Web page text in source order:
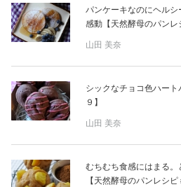
ゲーム
パンケーキなのにヘル
感動【天然酵母のパンレ
山田 美奈
シックなチョコ色ハー
９】
山田 美奈
むちむち食感にはまる
【天然酵母のパンレシピ